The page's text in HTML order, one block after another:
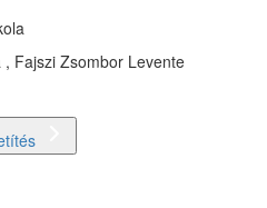
Fajszi Zsombor Levente